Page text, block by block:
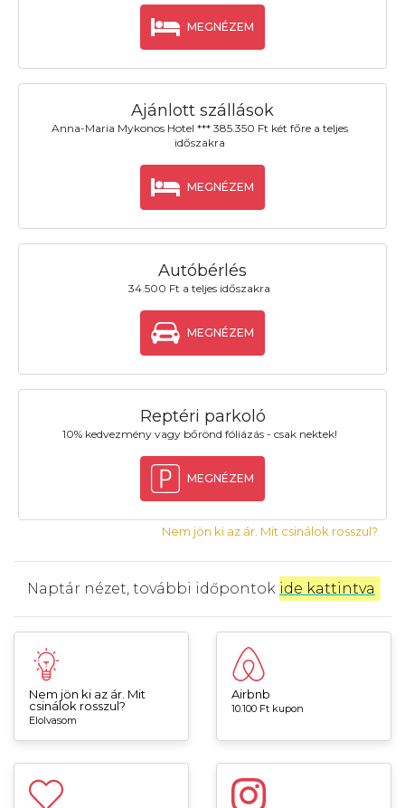
MEGNÉZEM
Ajánlott szállások
Anna-Maria Mykonos Hotel *** 385.350 Ft két főre a teljes
időszakra
MEGNÉZEM
Autóbérlés
34.500 Ft a teljes időszakra
MEGNÉZEM
Reptéri parkoló
10% kedvezmény vagy bőrönd fóliázás - csak nektek!
MEGNÉZEM
Nem jön ki az ár. Mit csinálok rosszul?
Naptár nézet, további időpontok ide kattintva
Nem jön ki az ár. Mit
csinálok rosszul?
Elolvasom
Airbnb
10.100 Ft kupon